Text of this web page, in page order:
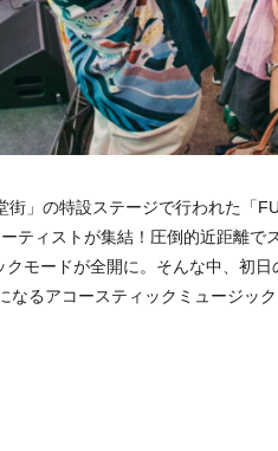
」の特設ステージで行われた「
ティストが集結！圧倒的近距離で
モードが全開に。そんな中、初
なるアコースティックミュージッ